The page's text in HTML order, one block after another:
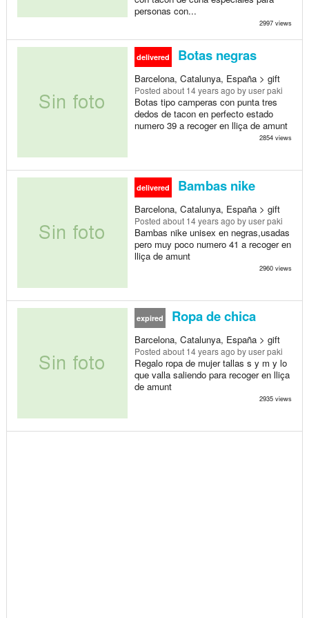
personas con...
2997 views
delivered Botas negras
Barcelona, Catalunya, España > gift
Posted about 14 years ago by user paki
Botas tipo camperas con punta tres
dedos de tacon en perfecto estado
numero 39 a recoger en lliça de amunt
2854 views
delivered Bambas nike
Barcelona, Catalunya, España > gift
Posted about 14 years ago by user paki
Bambas nike unisex en negras,usadas
pero muy poco numero 41 a recoger en
lliça de amunt
2960 views
expired Ropa de chica
Barcelona, Catalunya, España > gift
Posted about 14 years ago by user paki
Regalo ropa de mujer tallas s y m y lo
que valla saliendo para recoger en lliça
de amunt
2935 views